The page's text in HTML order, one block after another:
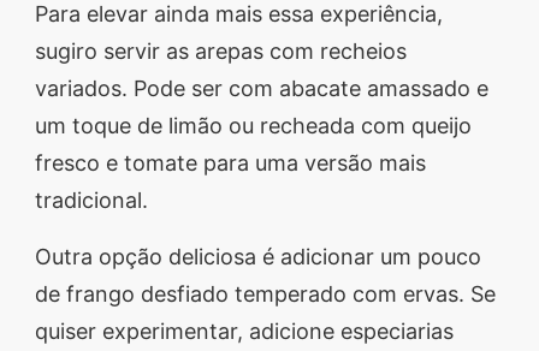
Para elevar ainda mais essa experiência,
sugiro servir as arepas com recheios
variados. Pode ser com abacate amassado e
um toque de limão ou recheada com queijo
fresco e tomate para uma versão mais
tradicional.
Outra opção deliciosa é adicionar um pouco
de frango desfiado temperado com ervas. Se
quiser experimentar, adicione especiarias